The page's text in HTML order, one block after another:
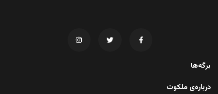
برگه‌ها
درباره‌ی ملکوت